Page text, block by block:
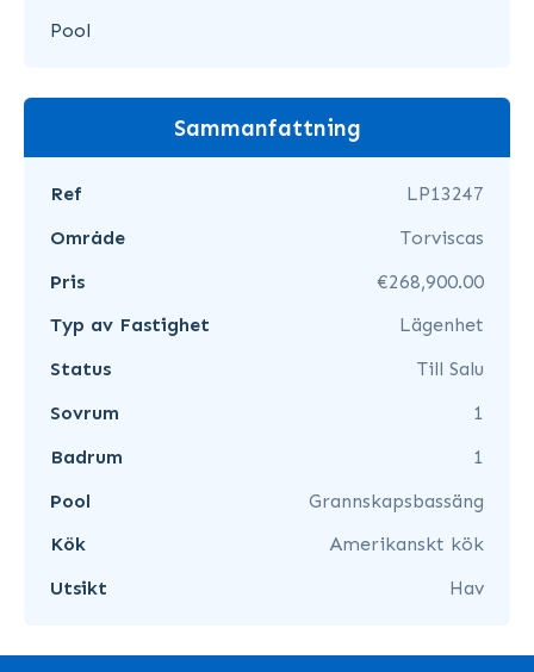
Pool
Sammanfattning
Ref
LP13247
Område
Torviscas
Pris
€268,900.00
Typ av Fastighet
Lägenhet
Status
Till Salu
Sovrum
1
Badrum
1
Pool
Grannskapsbassäng
Kök
Amerikanskt kök
Utsikt
Hav